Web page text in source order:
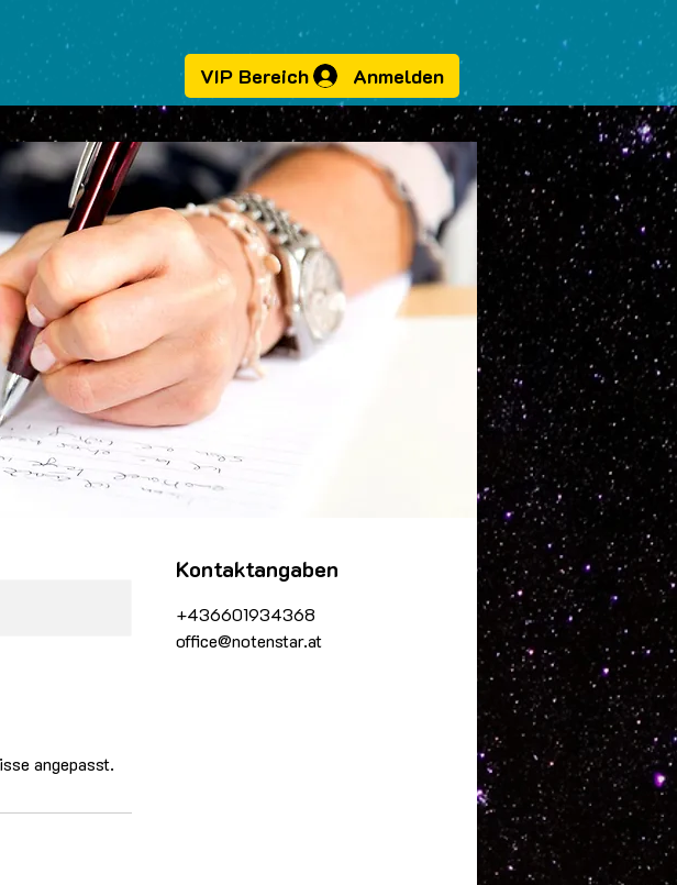
Anmelden
VIP Bereich
angepasst.
Kontaktangaben
+436601934368
office@notenstar.at